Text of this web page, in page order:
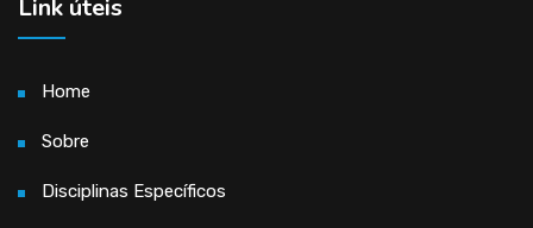
Link úteis
Home
Sobre
Disciplinas Específicos